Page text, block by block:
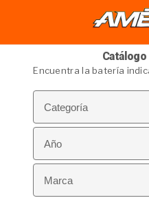
Encuentra la batería